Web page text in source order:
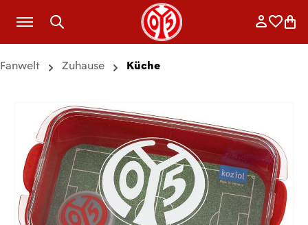
Zum Hauptinhalt springen
Fanwelt Zuhause Küche